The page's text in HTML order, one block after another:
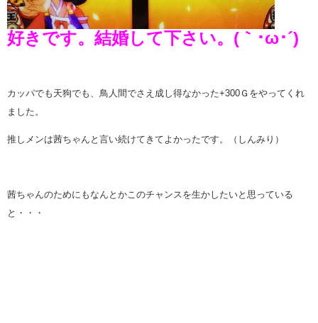
好きです。結婚して下さい。(｀･ω･´)
カッパでも天狗でも、鳥人間でさえ成し得なかった+300Ｇをやってくれ
ました。
推しメンは茜ちゃんと言い続けてきてよかったです。（しんみり）
茜ちゃんのためにもなんとかこのチャンスを生かしたいと思っている
と・・・